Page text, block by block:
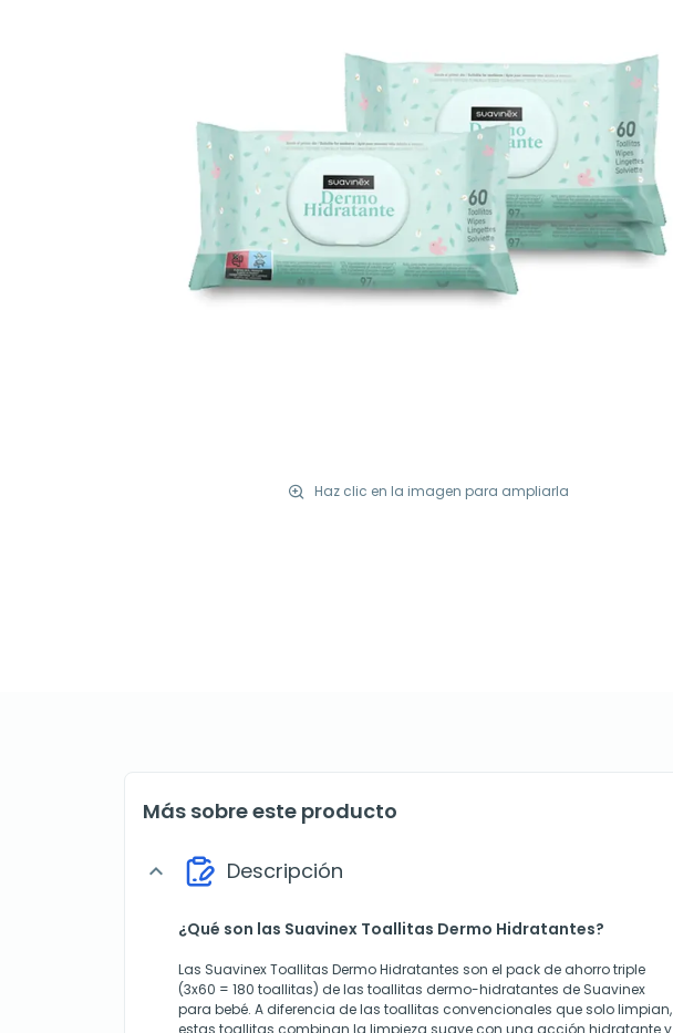
Haz clic en la imagen para ampliarla
Más sobre este producto
expand_more Descripción
¿Qué son las Suavinex Toallitas Dermo Hidratantes?
Las Suavinex Toallitas Dermo Hidratantes son el pack de ahorro triple
(3x60 = 180 toallitas) de las toallitas dermo-hidratantes de Suavinex
para bebé. A diferencia de las toallitas convencionales que solo limpian,
estas toallitas combinan la limpieza suave con una acción hidratante y